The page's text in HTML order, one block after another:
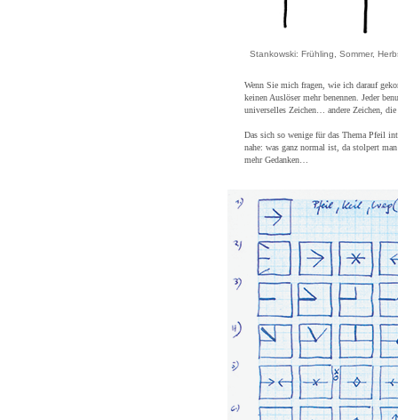
Stankowski: Frühling, Sommer,
Wenn Sie mich fragen, wie ich darauf
keinen Auslöser mehr benennen. Jeder
universelles Zeichen… andere Zeichen,
Das sich so wenige für das Thema Pfeil
nahe: was ganz normal ist, da stolpert
mehr Gedanken…